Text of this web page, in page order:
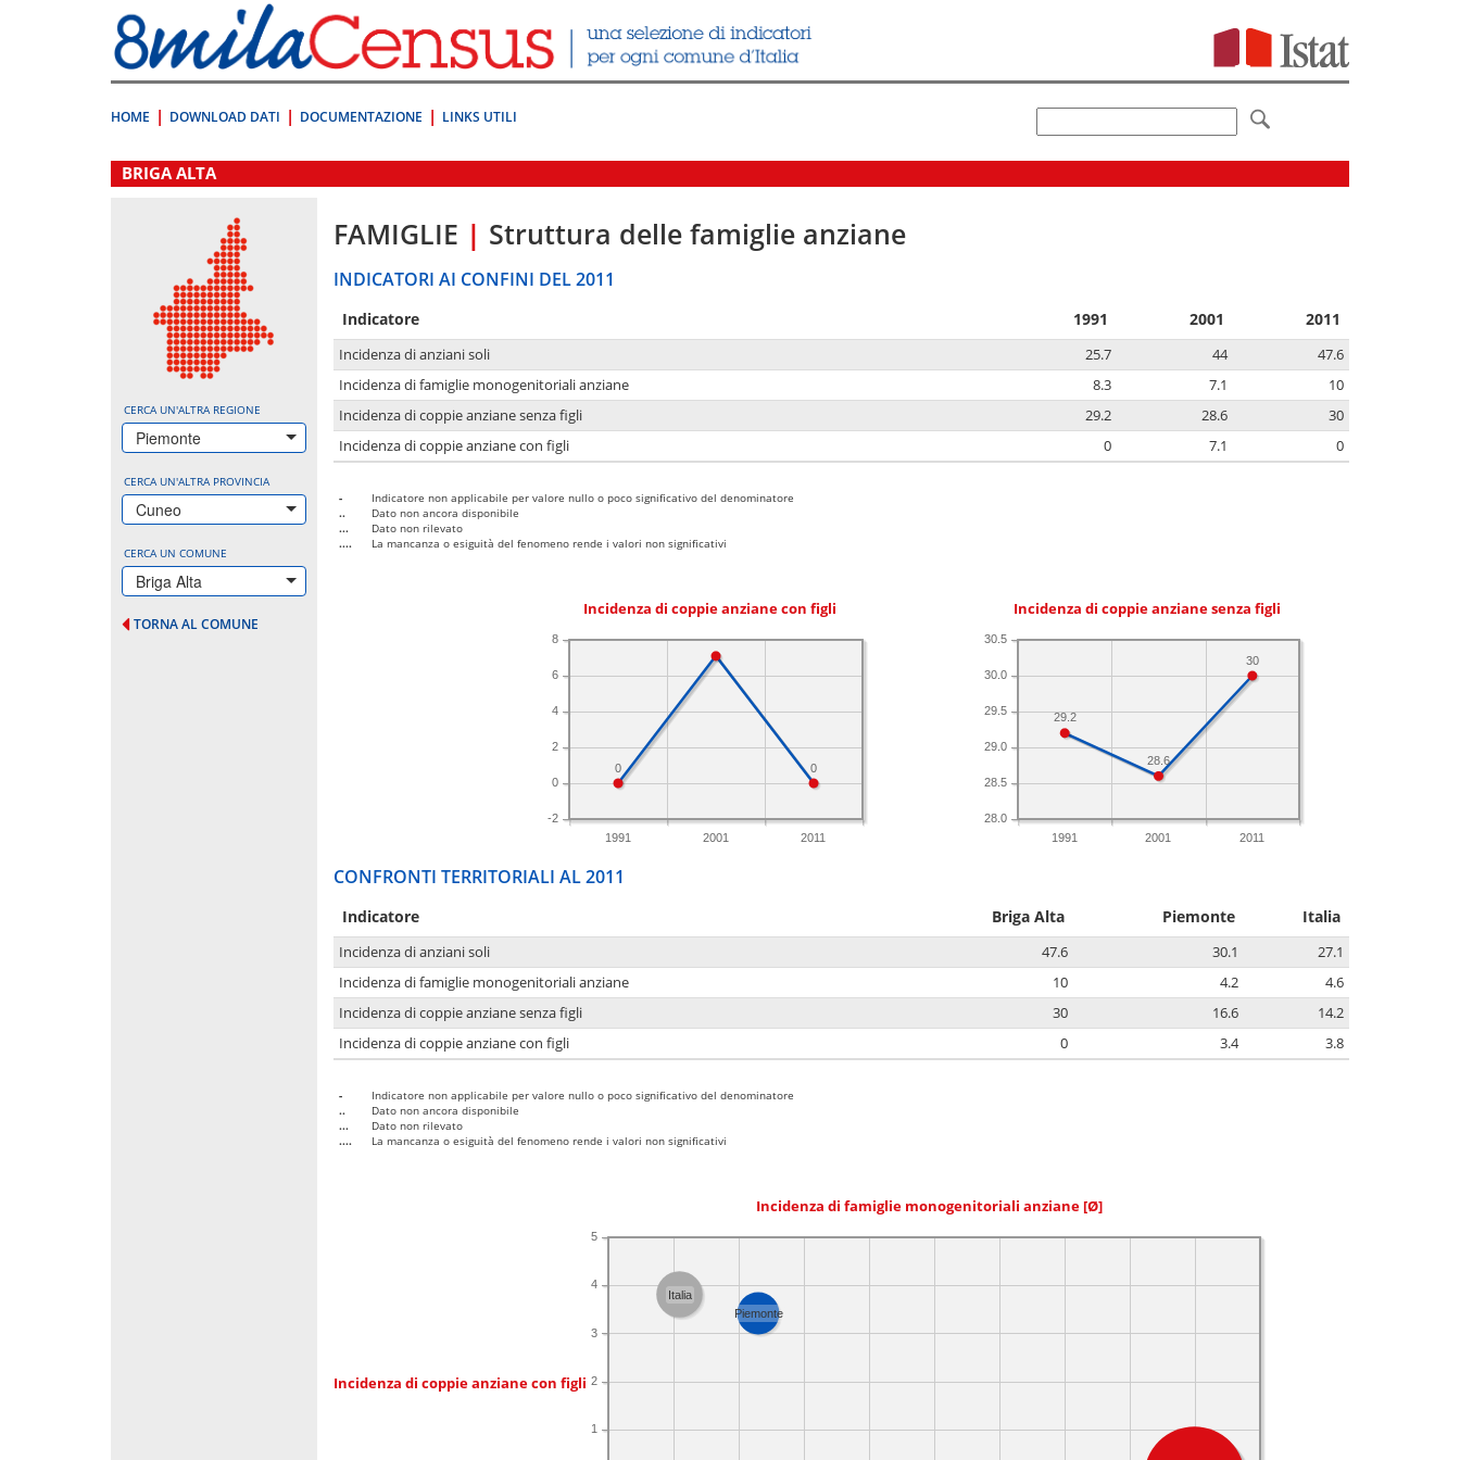
direttamente
a:
Contenuto
HOME DOWNLOAD DATI DOCUMENTAZIONE LINKS UTILI
.
BRIGA ALTA
CERCA UN'ALTRA REGIONE
Piemonte
CERCA UN'ALTRA PROVINCIA
Cuneo
CERCA UN COMUNE
Briga Alta
TORNA AL COMUNE
FAMIGLIE | Struttura delle famiglie anziane
INDICATORI AI CONFINI DEL 2011
Indicatore 1991 2001 2011
Incidenza di anziani soli 25.7 44
47.6
Incidenza di famiglie monogenitoriali anziane
8.3 7.1
10
Incidenza di coppie anziane senza figli
29.2 28.6
30
Incidenza di coppie anziane con figli
0 7.1 0
-
Indicatore non applicabile per valore nullo o poco significativo del denominatore
..
Dato non ancora disponibile
...
Dato non rilevato
....
La mancanza o esiguità del fenomeno rende i valori non significativi
Incidenza di coppie anziane con figli
1991 2001 2011
-2
0
2
4
6
8
0
0
Incidenza di coppie anziane senza figli
1991 2001 2011
28.0
28.5
29.0
29.5
30.0
30.5
30
28.6
29.2
CONFRONTI TERRITORIALI AL 2011
Indicatore Briga Alta Piemonte Italia
Incidenza di anziani soli 47.6 30.1
27.1
Incidenza di famiglie monogenitoriali anziane
10 4.2
4.6
Incidenza di coppie anziane senza figli
30 16.6
14.2
Incidenza di coppie anziane con figli
0 3.4 3.8
-
Indicatore non applicabile per valore nullo o poco significativo del denominatore
..
Dato non ancora disponibile
...
Dato non rilevato
....
La mancanza o esiguità del fenomeno rende i valori non significativi
Incidenza di famiglie monogenitoriali anziane [Ø]
Incidenza di coppie anziane con figli
1
2
3
4
5
Italia
Piemonte